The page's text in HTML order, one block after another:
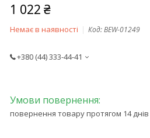
1 022 ₴
Немає в наявності Код:BEW-01249
+380 (44) 333-44-41
повернення товару протягом 14 днів